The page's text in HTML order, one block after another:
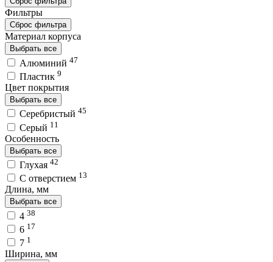
Фильтры
Сброс фильтра
Материал корпуса
Выбрать все
Алюминий 47
Пластик 9
Цвет покрытия
Выбрать все
Серебристый 45
Серый 11
Особенность
Выбрать все
Глухая 42
С отверстием 13
Длина, мм
Выбрать все
4 38
6 17
7 1
Ширина, мм